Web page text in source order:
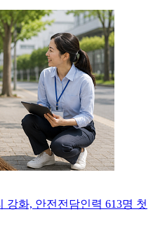
강화, 안전전담인력 613명 첫